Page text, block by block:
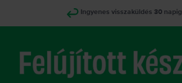
Ingyenes visszaküldés 30 napig